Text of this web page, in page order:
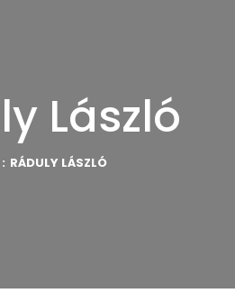
László
RÁDULY LÁSZLÓ